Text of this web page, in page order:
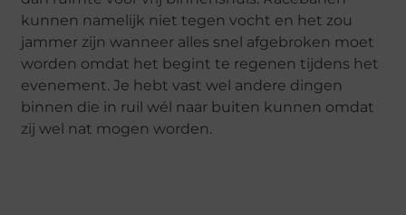
kunnen namelijk niet tegen vocht en het zou
jammer zijn wanneer alles snel afgebroken moet
worden omdat het begint te regenen tijdens het
evenement. Je hebt vast wel andere dingen
binnen die in ruil wél naar buiten kunnen omdat
zij wel nat mogen worden.